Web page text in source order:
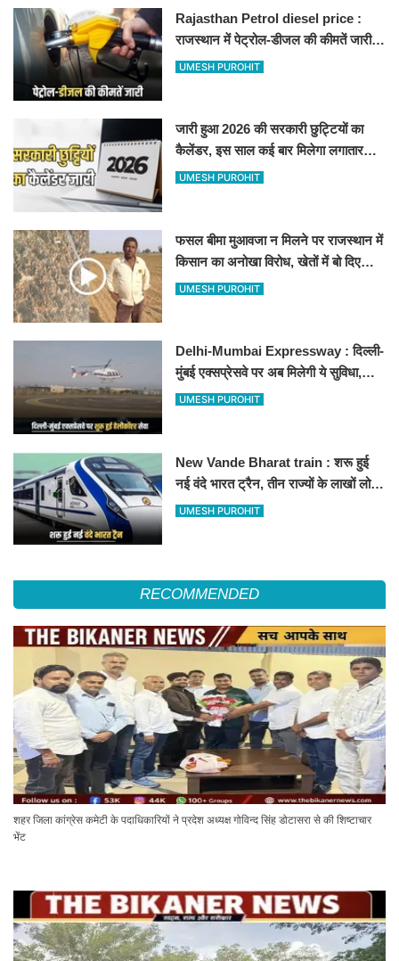
Rajasthan Petrol diesel price :
राजस्थान में पेट्रोल-डीजल की कीमतें जारी,
जानिए बीकानेर समेत पुरे प्रदेश में नए रेट
UMESH PUROHIT
जारी हुआ 2026 की सरकारी छुट्टियों का
कैलेंडर, इस साल कई बार मिलेगा लगातार
अवकाश, देखें
UMESH PUROHIT
फसल बीमा मुआवजा न मिलने पर राजस्थान में
किसान का अनोखा विरोध, खेतों में बो दिए
500-500 रुपए के नोट, वीडियो वायरल
UMESH PUROHIT
Delhi-Mumbai Expressway : दिल्ली-
मुंबई एक्सप्रेसवे पर अब मिलेगी ये सुविधा,
हेलीकॉप्टर सर्विस से तुरंत घायल पहुंचेगा
UMESH PUROHIT
New Vande Bharat train : शरू हुई
नई वंदे भारत ट्रैन, तीन राज्यों के लाखों लोगों
का सफर होगा आसान, देखें पूरा रूटमैप
UMESH PUROHIT
RECOMMENDED
शहर जिला कांग्रेस कमेटी के पदाधिकारियों ने प्रदेश अध्यक्ष गोविन्द सिंह डोटासरा से की शिष्टाचार
भेंट